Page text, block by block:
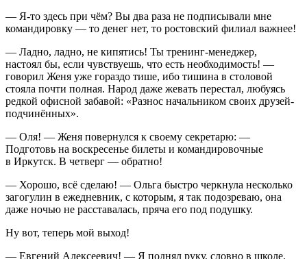
— Я-то здесь при чём? Вы два раза не подписывали мне
командировку — то денег нет, то ростовский филиал важнее!
— Ладно, ладно, не кипятись! Ты тренинг-менеджер,
настоял бы, если чувствуешь, что есть необходимость! —
говорил Женя уже гораздо тише, ибо тишина в столовой
стояла почти полная. Народ даже жевать перестал, любуясь
редкой офисной забавой: «Разнос начальником своих друзей-
подчинённых».
— Оля! — Женя повернулся к своему секретарю: —
Подготовь на воскресенье билеты и командировочные
в Иркутск. В четверг — обратно!
— Хорошо, всё сделаю! — Ольга быстро черкнула несколько
загогулин в ежедневник, с которым, я так подозреваю, она
даже ночью не расставалась, пряча его под подушку.
Ну вот, теперь мой выход!
— Евгений Алексеевич! — Я поднял руку, словно в школе.